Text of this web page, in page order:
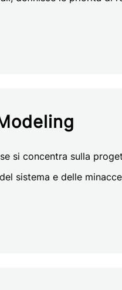
si concentra sulla
sistema e delle